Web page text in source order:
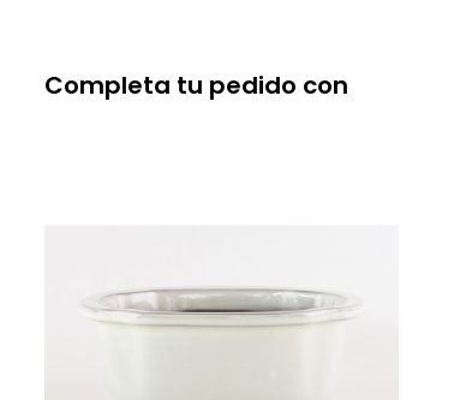
Completa tu pedido con